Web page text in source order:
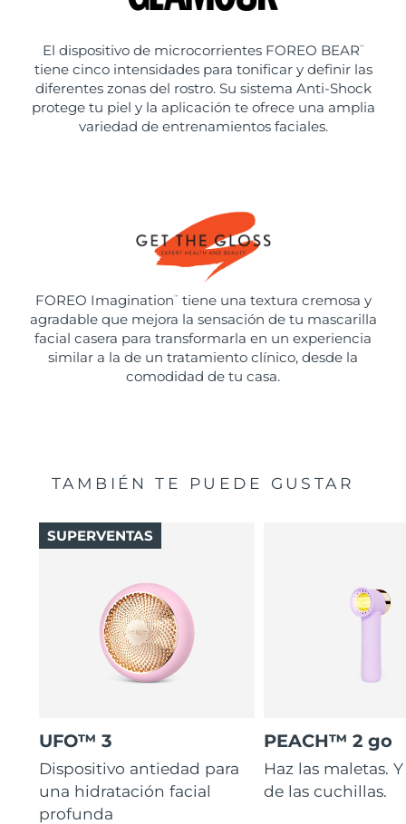
El dispositivo de microcorrientes FOREO BEAR ™
tiene cinco intensidades para tonificar y definir las
diferentes zonas del rostro. Su sistema Anti-Shock
protege tu piel y la aplicación te ofrece una amplia
variedad de entrenamientos faciales.
FOREO Imagination ™
tiene una textura cremosa y
agradable que mejora la sensación de tu mascarilla
facial casera para transformarla en un experiencia
similar a la de un tratamiento clínico, desde la
comodidad de tu casa.
TAMBIÉN TE PUEDE GUSTAR
UFO™ 3
Dispositivo antiedad para
una hidratación facial
profunda
SUPERVENTAS
PEACH™ 2 go
Haz las maletas.
de las cuchillas.